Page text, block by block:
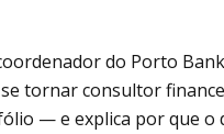
do Porto
tornar consultor
— e explica por que o